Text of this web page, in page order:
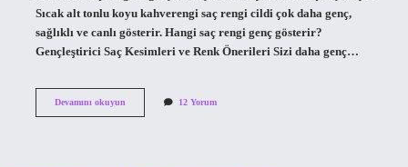
Sıcak alt tonlu koyu kahverengi saç rengi cildi çok daha genç,
sağlıklı ve canlı gösterir. Hangi saç rengi genç gösterir?
Gençleştirici Saç Kesimleri ve Renk Önerileri Sizi daha genç…
Devamını okuyunKoyu
12 Yorum